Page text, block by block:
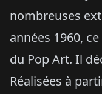
nombreuses
années 1960,
du Pop Art. Il
Réalisées à